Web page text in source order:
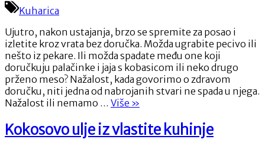
ideja
za
doručak
Kuharica
Ujutro, nakon ustajanja, brzo se spremite za posao i
izletite kroz vrata bez doručka. Možda ugrabite pecivo ili
nešto iz pekare. Ili možda spadate među one koji
doručkuju palačinke i jaja s kobasicom ili neko drugo
prženo meso? Nažalost, kada govorimo o zdravom
doručku, niti jedna od nabrojanih stvari ne spada u njega.
Nažalost ili nemamo … Više “10
i
zdravih
»
Kokosovo ulje iz vlastite kuhinje